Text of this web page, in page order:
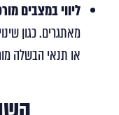
ליווי במצבים
מאתגרים. כגון
או תנאי הבשלה